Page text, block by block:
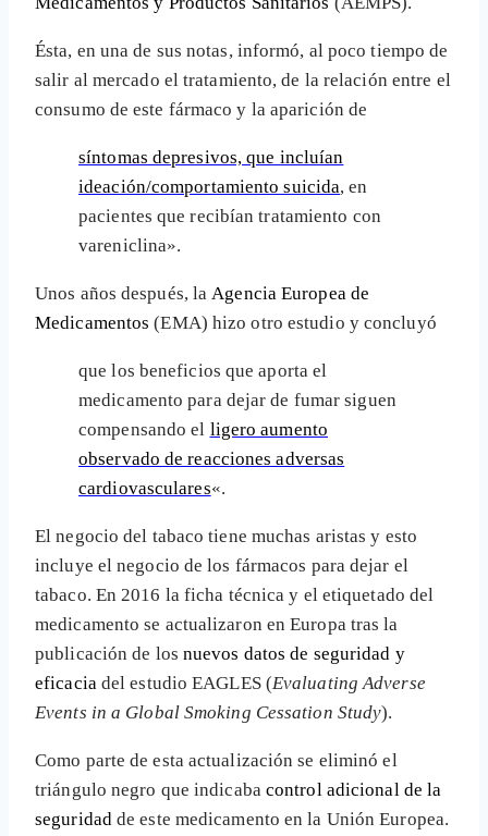
Ésta, en una de sus notas, informó, al poco tiempo de
salir al mercado el tratamiento, de la relación entre el
consumo de este fármaco y la aparición de
síntomas depresivos, que incluían
ideación/comportamiento suicida, en
pacientes que recibían tratamiento con
vareniclina».
Unos años después, laAgencia Europea de
Medicamentos (EMA) hizo otro estudio y concluyó
que los beneficios que aporta el
medicamento para dejar de fumar siguen
compensando el ligero aumento
observado de reacciones adversas
cardiovasculares«.
El negocio del tabaco tiene muchas aristas y esto
incluye el negocio de los fármacos para dejar el
tabaco. En 2016 la ficha técnica y el etiquetado del
medicamento se actualizaron en Europa tras la
publicación de los nuevos datos de seguridad y
eficacia del estudio EAGLES (Evaluating Adverse
Events in a Global Smoking Cessation Study).
Como parte de esta actualización se eliminó el
triángulo negro que indicaba control adicional de la
seguridadde este medicamento en la Unión Europea.